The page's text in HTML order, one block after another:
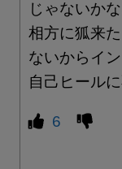
じゃないか
相方に狐来
ないからイ
自己ヒール
6